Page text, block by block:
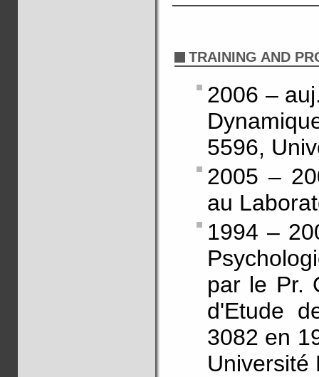
TRAINING AND
2006 –
5596,
2005 –
au
1994 –
par le Pr.
d'Etude
3082 en
Université